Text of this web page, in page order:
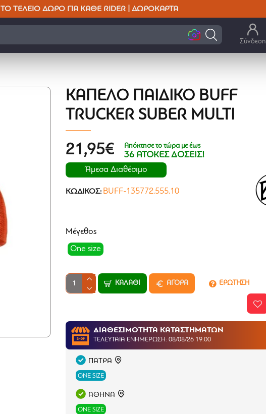
ΤΟ ΤΈΛΕΙΟ ΔΏΡΟ ΓΙΑ ΚΆΘΕ RIDER | ΔΩΡΟΚΆΡΤΑ
Σύνδεση
ΚΑΠΈΛΟ ΠΑΙΔΙΚΌ BUFF
TRUCKER SUBER MULTI
21,95€ Απόκτησε το τώρα με έως
36 ΑΤΟΚΕΣ ΔΟΣΕΙΣ!
Άμεσα Διαθέσιμο
ΚΩΔΙΚΌΣ: BUFF-135772.555.10
Μέγεθος
One size
ΚΑΛΆΘΙ ΑΓΟΡΑ ΕΡΩΤΗΣΗ
ΔΙΑΘΕΣΙΜΟΤΗΤΑ ΚΑΤΑΣΤΗΜΑΤΩΝ
ΤΕΛΕΥΤΑΊΑ ΕΝΗΜΈΡΩΣΗ: 08/08/26 19:00
ΠΑΤΡΑ
ONE SIZE
ΑΘΗΝΑ
ONE SIZE